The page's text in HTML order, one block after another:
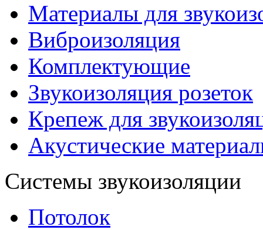
Материалы для
Виброизоляция
Комплектующие
Звукоизоляция розеток
Крепеж для
Акустические
Системы звукоизоляции
Потолок